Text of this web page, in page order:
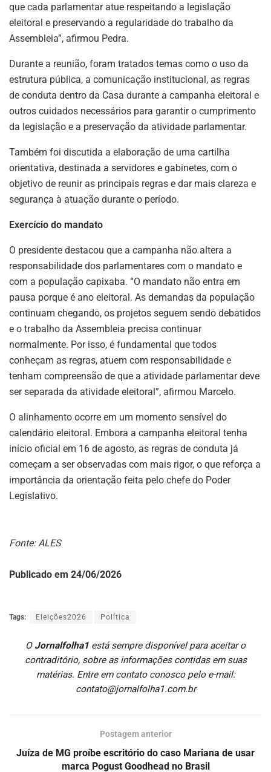
que cada parlamentar atue respeitando a legislação
eleitoral e preservando a regularidade do trabalho da
Assembleia”, afirmou Pedra.
Durante a reunião, foram tratados temas como o uso da
estrutura pública, a comunicação institucional, as regras
de conduta dentro da Casa durante a campanha eleitoral e
outros cuidados necessários para garantir o cumprimento
da legislação e a preservação da atividade parlamentar.
Também foi discutida a elaboração de uma cartilha
orientativa, destinada a servidores e gabinetes, com o
objetivo de reunir as principais regras e dar mais clareza e
segurança à atuação durante o período.
Exercício do mandato
O presidente destacou que a campanha não altera a
responsabilidade dos parlamentares com o mandato e
com a população capixaba. “O mandato não entra em
pausa porque é ano eleitoral. As demandas da população
continuam chegando, os projetos seguem sendo debatidos
e o trabalho da Assembleia precisa continuar
normalmente. Por isso, é fundamental que todos
conheçam as regras, atuem com responsabilidade e
tenham compreensão de que a atividade parlamentar deve
ser separada da atividade eleitoral”, afirmou Marcelo.
O alinhamento ocorre em um momento sensível do
calendário eleitoral. Embora a campanha eleitoral tenha
início oficial em 16 de agosto, as regras de conduta já
começam a ser observadas com mais rigor, o que reforça a
importância da orientação feita pelo chefe do Poder
Legislativo.
Fonte: ALES
Publicado em 24/06/2026
Tags: Eleições2026 Política
O Jornalfolha1 está sempre disponível para aceitar o
contraditório, sobre as informações contidas em suas
matérias. Entre em contato conosco pelo e-mail:
contato@jornalfolha1.com.br
Postagem anterior
Juíza de MG proíbe escritório do caso Mariana de usar
marca Pogust Goodhead no Brasil